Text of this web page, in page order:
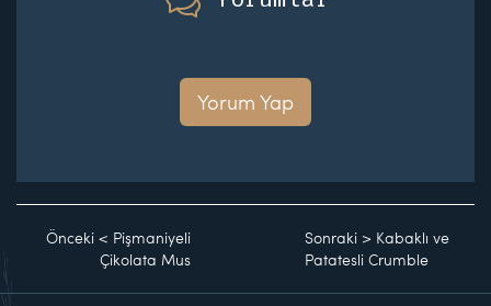
Yorum Yap
Önceki < Pişmaniyeli
Çikolata Mus
Sonraki > Kabaklı ve
Patatesli Crumble